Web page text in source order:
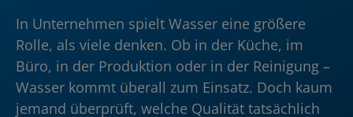
In Unternehmen spielt Wasser eine größere
Rolle, als viele denken. Ob in der Küche, im
Büro, in der Produktion oder in der Reinigung –
Wasser kommt überall zum Einsatz. Doch kaum
jemand überprüft, welche Qualität tatsächlich